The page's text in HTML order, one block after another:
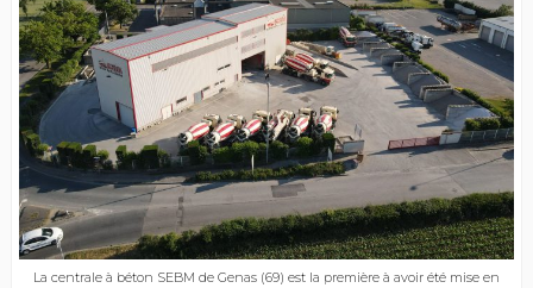
La centrale à béton SEBM de Genas (69) est la première à avoir été mise en